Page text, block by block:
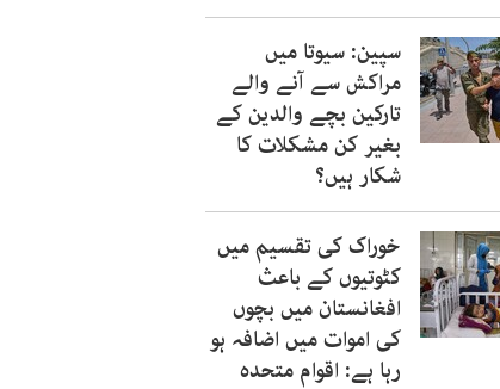
سپین: سیوتا میں
مراکش سے آنے والے
تارکین بچے والدین کے
بغیر کن مشکلات کا
شکار ہیں؟
خوراک کی تقسیم میں
کٹوتیوں کے باعث
افغانستان میں بچوں
کی اموات میں اضافہ ہو
رہا ہے: اقوام متحدہ